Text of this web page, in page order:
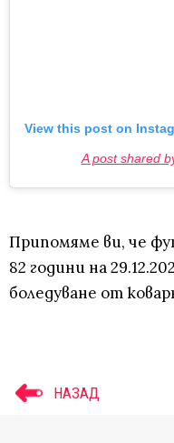
View this post on
A post shared
Припомяме ви, че
82 години на
боледуване от
НАЗАД